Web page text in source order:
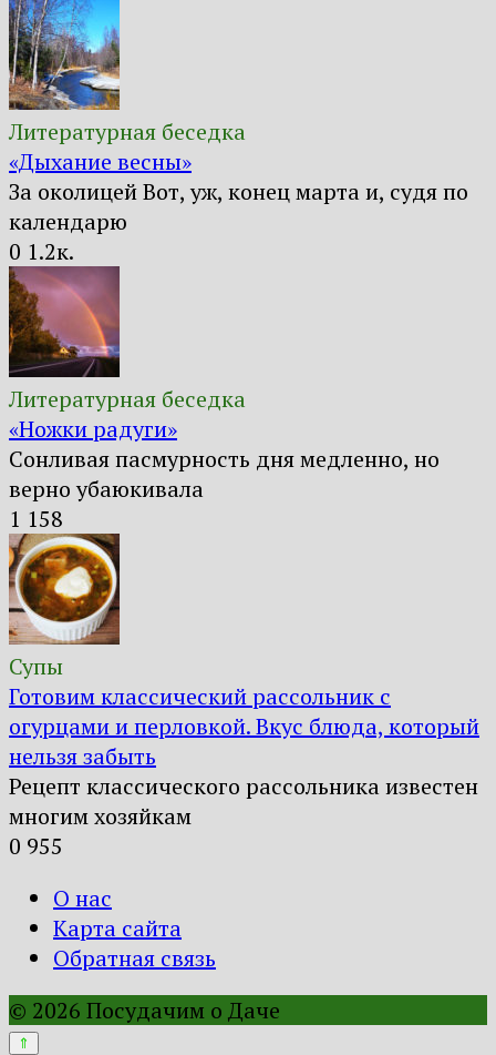
Литературная беседка
«Дыхание весны»
За околицей Вот, уж, конец марта и, судя по
календарю
0 1.2к.
Литературная беседка
«Ножки радуги»
Сонливая пасмурность дня медленно, но
верно убаюкивала
1 158
Супы
Готовим классический рассольник с
огурцами и перловкой. Вкус блюда, который
нельзя забыть
Рецепт классического рассольника известен
многим хозяйкам
0 955
О нас
Карта сайта
Обратная связь
© 2026 Посудачим о Даче